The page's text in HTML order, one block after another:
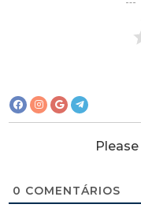
0 COMENTÁRIOS